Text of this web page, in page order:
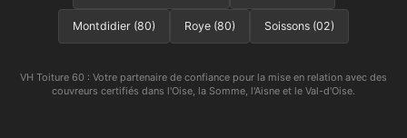
Montdidier (80) Roye (80) Soissons (02)
VH Toiture 60 : Votre partenaire de confiance pour la mise en relation avec des
couvreurs certifiés dans l'Oise, la Somme, l'Aisne et le Val-d'Oise.